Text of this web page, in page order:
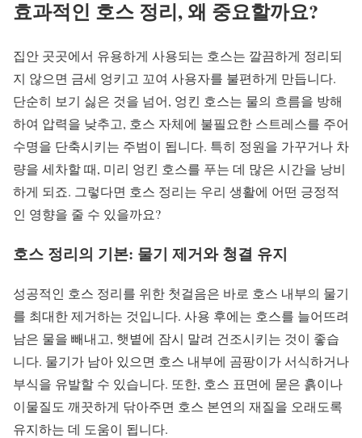
효과적인 호스 정리, 왜 중요할까요?
집안 곳곳에서 유용하게 사용되는 호스는 깔끔하게 정리되
지 않으면 금세 엉키고 꼬여 사용자를 불편하게 만듭니다.
단순히 보기 싫은 것을 넘어, 엉킨 호스는 물의 흐름을 방해
하여 압력을 낮추고, 호스 자체에 불필요한 스트레스를 주어
수명을 단축시키는 주범이 됩니다. 특히 정원을 가꾸거나 차
량을 세차할 때, 미리 엉킨 호스를 푸는 데 많은 시간을 낭비
하게 되죠. 그렇다면 호스 정리는 우리 생활에 어떤 긍정적
인 영향을 줄 수 있을까요?
호스 정리의 기본: 물기 제거와 청결 유지
성공적인 호스 정리를 위한 첫걸음은 바로 호스 내부의 물기
를 최대한 제거하는 것입니다. 사용 후에는 호스를 늘어뜨려
남은 물을 빼내고, 햇볕에 잠시 말려 건조시키는 것이 좋습
니다. 물기가 남아 있으면 호스 내부에 곰팡이가 서식하거나
부식을 유발할 수 있습니다. 또한, 호스 표면에 묻은 흙이나
이물질도 깨끗하게 닦아주면 호스 본연의 재질을 오래도록
유지하는 데 도움이 됩니다.